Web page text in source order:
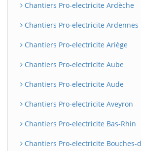
Chantiers Pro-electricite Ardèche
Chantiers Pro-electricite Ardennes
Chantiers Pro-electricite Ariège
Chantiers Pro-electricite Aube
Chantiers Pro-electricite Aude
Chantiers Pro-electricite Aveyron
Chantiers Pro-electricite Bas-Rhin
Chantiers Pro-electricite Bouches-